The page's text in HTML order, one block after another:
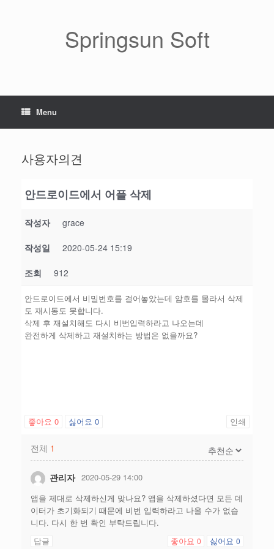
Springsun Soft
Menu
사용자의견
안드로이드에서 어플 삭제
작성자 grace
작성일 2020-05-24 15:19
조회 912
안드로이드에서 비밀번호를 걸어놓았는데 암호를 몰라서 삭제
도 재시동도 못합니다.
삭제 후 재설치해도 다시 비번입력하라고 나오는데
완전하게 삭제하고 재설치하는 방법은 없을까요?
좋아요 0 싫어요 0 인쇄
전체 1
관리자 2020-05-29 14:00
앱을 제대로 삭제하신게 맞나요? 앱을 삭제하셨다면 모든 데
이터가 초기화되기 때문에 비번 입력하라고 나올 수가 없습
니다. 다시 한 번 확인 부탁드립니다.
답글
좋아요 0 싫어요 0